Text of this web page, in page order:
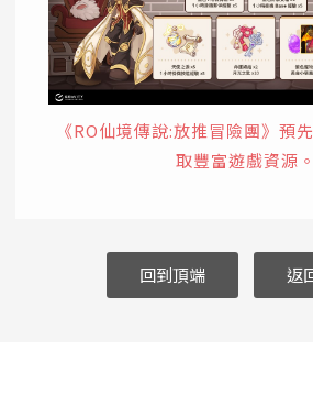
《RO仙境傳說:放推冒險團》 預
取豐富遊戲資源 。
回到頂端 返